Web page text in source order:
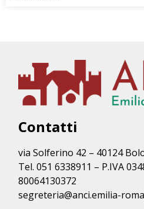
Contatti
via Solferino 42 – 40124
Tel. 051 6338911 – P.IVA
80064130372
segreteria@anci.emilia-